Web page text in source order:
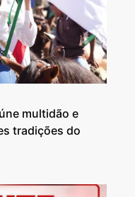
multidão e
tradições do